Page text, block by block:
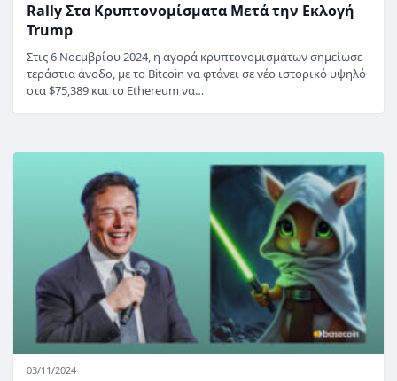
Rally Στα Κρυπτονομίσματα Μετά την Εκλογή
Trump
Στις 6 Νοεμβρίου 2024, η αγορά κρυπτονομισμάτων σημείωσε
τεράστια άνοδο, με το Bitcoin να φτάνει σε νέο ιστορικό υψηλό
στα $75,389 και το Ethereum να…
03/11/2024